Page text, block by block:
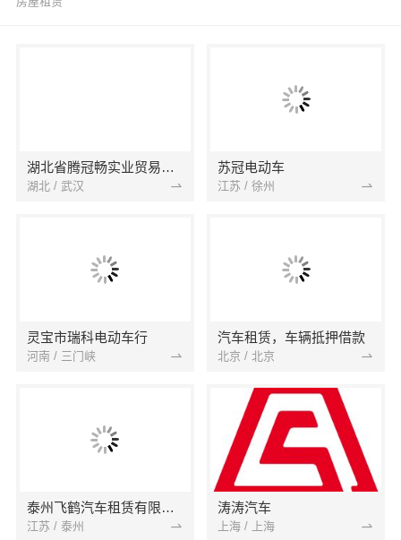
湖北省腾冠畅实业贸易有限公司
湖北 / 武汉
苏冠电动车
江苏 / 徐州
灵宝市瑞科电动车行
河南 / 三门峡
汽车租赁，车辆抵押借款
北京 / 北京
泰州飞鹤汽车租赁有限公司泰州大巴租赁泰州商务车租赁
江苏 / 泰州
涛涛汽车
上海 / 上海